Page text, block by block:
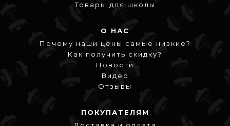
Товары для школы
О НАС
Почему наши цены самые низкие?
Как получить скидку?
Новости
Видео
Отзывы
ПОКУПАТЕЛЯМ